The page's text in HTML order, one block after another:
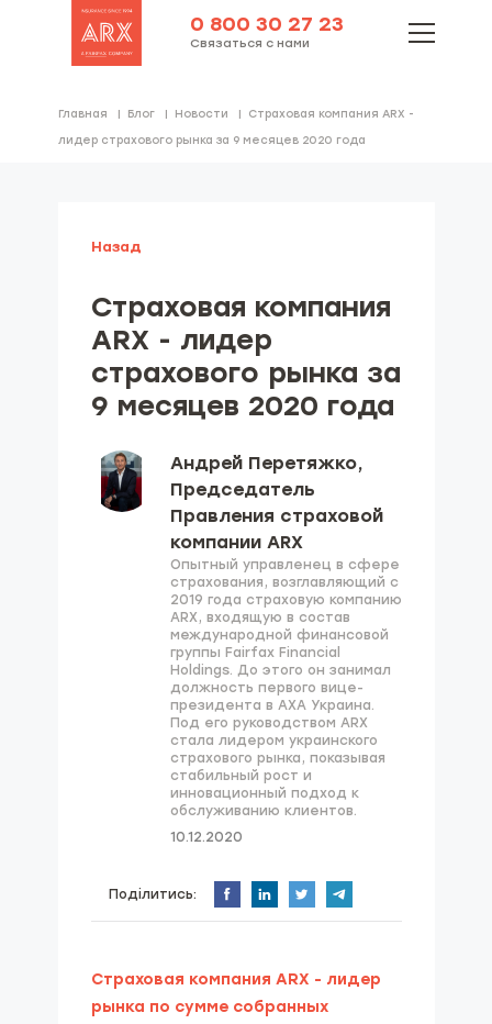
0 800 30 27 23
Связаться с нами
Главная Блог Новости
Cтраховая компания ARX -
лидер cтрахового рынка за 9 месяцев 2020 года
Назад
Cтраховая компания
ARX - лидер
cтрахового рынка за
9 месяцев 2020 года
Андрей Перетяжко,
Председатель
Правления страховой
компании ARX
Опытный управленец в сфере
страхования, возглавляющий с
2019 года страховую компанию
ARX, входящую в состав
международной финансовой
группы Fairfax Financial
Holdings. До этого он занимал
должность первого вице-
президента в AXA Украина.
Под его руководством ARX
стала лидером украинского
страхового рынка, показывая
стабильный рост и
инновационный подход к
обслуживанию клиентов.
10.12.2020
Поділитись:
Страховая компания ARX - лидер
рынка по сумме собранных